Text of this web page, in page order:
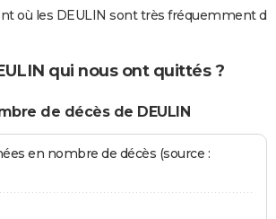
où les DEULIN sont très fréquemment
qui nous ont quittés ?
de décès de DEULIN
en nombre de décès (source :